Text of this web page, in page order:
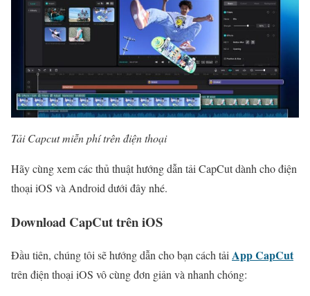
Tải Capcut miễn phí trên điện thoại
Hãy cùng xem các thủ thuật hướng dẫn tải CapCut dành cho điện
thoại iOS và Android dưới đây nhé.
Download CapCut trên iOS
Đầu tiên, chúng tôi sẽ hướng dẫn cho bạn cách tảiApp CapCut
trên điện thoại iOS vô cùng đơn giản và nhanh chóng: